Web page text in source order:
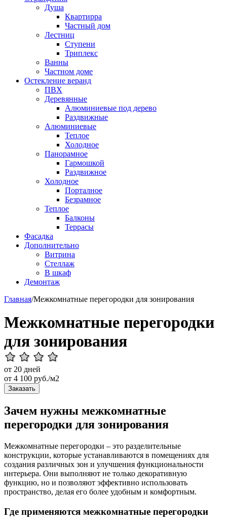
Душа
Квартирра
Частный дом
Лестниц
Ступени
Триплекс
Ванны
Частном доме
Остекление веранд
ПВХ
Деревянные
Алюминиевые под дерево
Раздвижные
Алюминиевые
Теплое
Холодное
Панорамное
Гармошкой
Раздвижное
Холодное
Порталное
Безрамное
Теплое
Балконы
Террасы
Фасадка
Дополнительно
Витрина
Стеллаж
В шкаф
Демонтаж
Главная/Межкомнатные перегородки для зонирования
Межкомнатные перегородки
для зонирования
от 20 дней
от 4 100 руб./м2
Заказать
Зачем нужны межкомнатные
перегородки для зонирования
Межкомнатные перегородки – это разделительные
конструкции, которые устанавливаются в помещениях для
создания различных зон и улучшения функциональности
интерьера. Они выполняют не только декоративную
функцию, но и позволяют эффективно использовать
пространство, делая его более удобным и комфортным.
Где применяются межкомнатные перегородки